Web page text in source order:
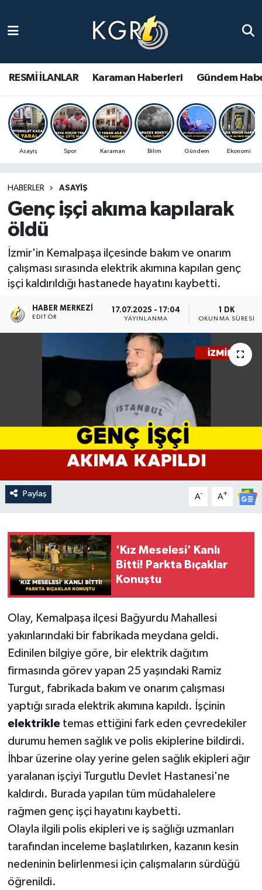
RESMİ İLANLAR Karaman Haberleri Gündem
Asayiş Spor Karaman Bilim Gündem Ekonomi
HABERLER ASAYIŞ
Genç işçi akıma kapılarak
öldü
İzmir'in Kemalpaşa ilçesinde bakım ve onarım
çalışması sırasında elektrik akımına kapılan genç
işçi kaldırıldığı hastanede hayatını kaybetti.
HABER MERKEZI
EDITÖR
17.07.2025 - 17:04
YAYINLANMA
1 DK
OKUNMA SÜRESI
Paylaş A- A+
'Kız Meselesi' Kanlı
Bitti! Parkta Bıçaklar
Konuştu
Olay, Kemalpaşa ilçesi Bağyurdu Mahallesi
yakınlarındaki bir fabrikada meydana geldi.
Edinilen bilgiye göre, bir elektrik dağıtım
firmasında görev yapan 25 yaşındaki Ramiz
Turgut, fabrikada bakım ve onarım çalışması
yaptığı sırada elektrik akımına kapıldı. İşçinin
elektrikle temas ettiğini fark eden çevredekiler
durumu hemen sağlık ve polis ekiplerine bildirdi.
İhbar üzerine olay yerine gelen sağlık ekipleri ağır
yaralanan işçiyi Turgutlu Devlet Hastanesi'ne
kaldırdı. Burada yapılan tüm müdahalelere
rağmen genç işçi hayatını kaybetti.
Olayla ilgili polis ekipleri ve iş sağlığı uzmanları
tarafından inceleme başlatılırken, kazanın kesin
nedeninin belirlenmesi için çalışmaların sürdüğü
öğrenildi.
Gündem Haberleri
Güncel Haberler
Spor Haberleri
Ulusal Haberler
Vefat Edenler